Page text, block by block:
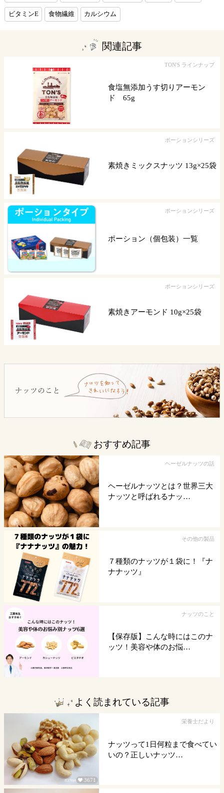
ビタミンE 食物繊維 カルシウム
関連記事
TON'S ラインナップ
食塩無添加うす切りアーモン
ド 65g
ポーションシリーズ
素焼きミックスナッツ 13g×25袋
ポーションシリーズ
ポーション（個包装）一覧
ポーションシリーズ
素焼きアーモンド 10g×25袋
おすすめ記事
ヘーゼルナッツの話
ヘーゼルナッツとは？世界三大
ナッツと呼ばれるナッ…
その他の製品
７種類のナッツが１袋に！『ナ
ナナッツ』
ナッツのこと
【保存版】こんな時にはこのナ
ッツ！美容や体のお悩…
よく読まれている記事
 3671
栄養士だより
ナッツって1日何粒まで食べてい
いの？正しいナッツ…